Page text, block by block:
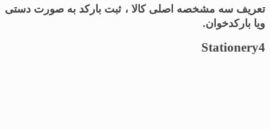
تعریف سه مشخصه اصلی کالا ، ثبت بارکد به صورت دستی
ویا بارکدخوان.
Stationery4